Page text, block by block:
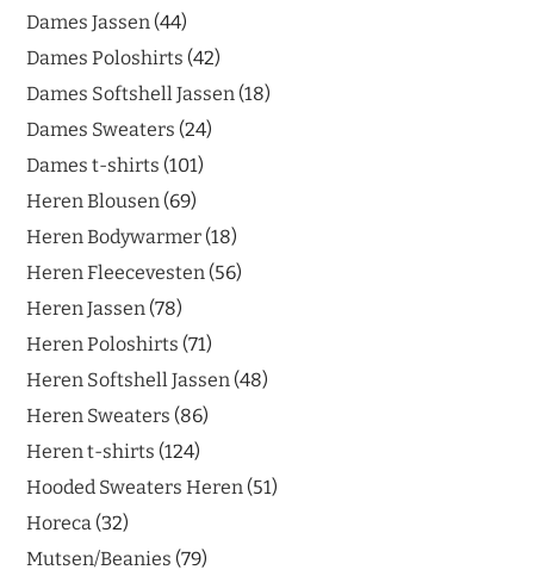
Dames Jassen 44
Dames Poloshirts 42
Dames Softshell Jassen 18
Dames Sweaters 24
Dames t-shirts 101
Heren Blousen 69
Heren Bodywarmer 18
Heren Fleecevesten 56
Heren Jassen 78
Heren Poloshirts 71
Heren Softshell Jassen 48
Heren Sweaters 86
Heren t-shirts 124
Hooded Sweaters Heren 51
Horeca 32
Mutsen/Beanies 79